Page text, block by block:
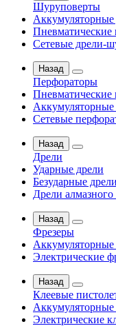
Шуруповерты
Сетевые дрели-
Назад
Перфораторы
Пневматические
Сетевые
Назад
Дрели
Ударные дрели
Безударные дрели
Дрели алмазного
Назад
Фрезеры
Аккумуляторные
Электрические
Назад
Клеевые
Аккумуляторные
Электрические